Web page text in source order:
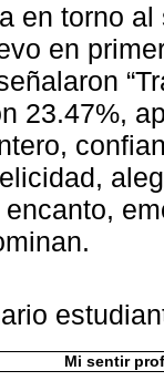
en torno
en
23.47%,
Mi sentir